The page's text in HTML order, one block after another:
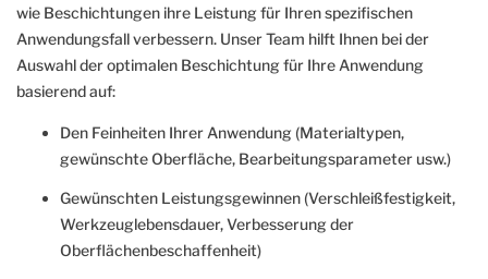
wie Beschichtungen ihre Leistung für Ihren spezifischen
Anwendungsfall verbessern. Unser Team hilft Ihnen bei der
Auswahl der optimalen Beschichtung für Ihre Anwendung
basierend auf:
Den Feinheiten Ihrer Anwendung (Materialtypen,
gewünschte Oberfläche, Bearbeitungsparameter usw.)
Gewünschten Leistungsgewinnen (Verschleißfestigkeit,
Werkzeuglebensdauer, Verbesserung der
Oberflächenbeschaffenheit)